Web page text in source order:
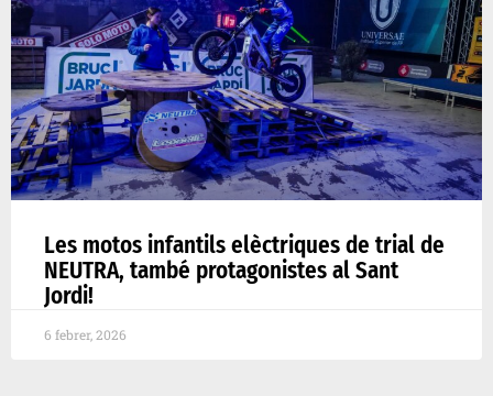
Les motos infantils elèctriques de trial de
NEUTRA, també protagonistes al Sant
Jordi!
6 febrer, 2026